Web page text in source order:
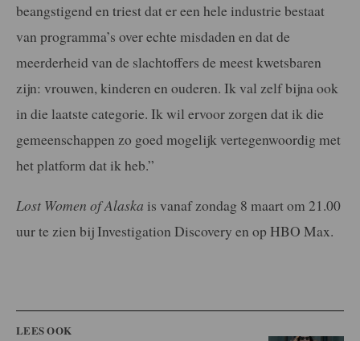
beangstigend en triest dat er een hele industrie bestaat
van programma’s over echte misdaden en dat de
meerderheid van de slachtoffers de meest kwetsbaren
zijn: vrouwen, kinderen en ouderen. Ik val zelf bijna ook
in die laatste categorie. Ik wil ervoor zorgen dat ik die
gemeenschappen zo goed mogelijk vertegenwoordig met
het platform dat ik heb.”
Lost Women of Alaska is vanaf zondag 8 maart om 21.00
uur te zien bij Investigation Discovery en op HBO Max.
LEES OOK